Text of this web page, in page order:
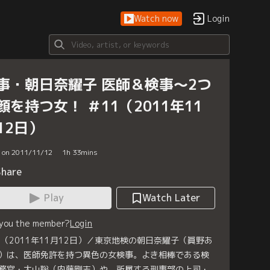
Watch now Login
・朝日奈耀子 医師＆検事～2つ
を持つ女！ ＃11（2011年11
日）
2011/11/12 1h 33mins
Play
Watch Later
the member?Login
2011年11月12日）／東京地検の朝日奈耀子（眞野あ
は、医師免許を持つ異色の女検事。よき相棒である検